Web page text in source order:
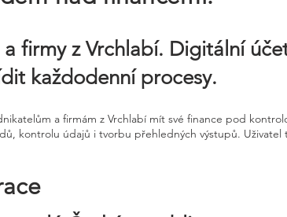
firmy z Vrchlabí. Digitální
každodenní procesy.
a firmám z Vrchlabí mít své finance pod
kontrolu údajů i tvorbu přehledných výstupů. Uživatel